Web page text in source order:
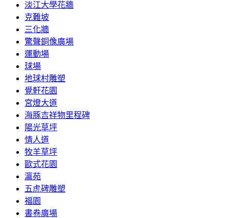
淡江大學花牆
克難坡
三化牆
驚聲銅像廣場
運動場
球場
地球村雕塑
覺軒花園
宮燈大道
海豚吉祥物里程碑
陽光草坪
情人道
牧羊草坪
歐式花園
瀛苑
五虎碑雕塑
福園
書卷廣場